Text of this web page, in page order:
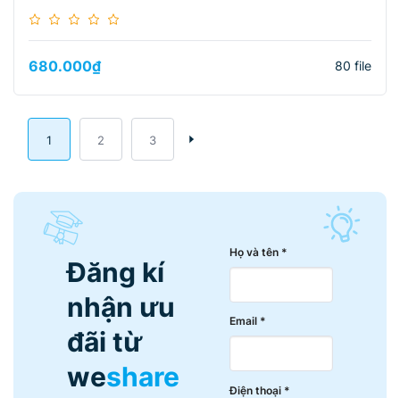
680.000₫ 80 file
1 2 3
Đăng kí
nhận ưu
đãi từ
weshare
Họ và tên *
Email *
Điện thoại *